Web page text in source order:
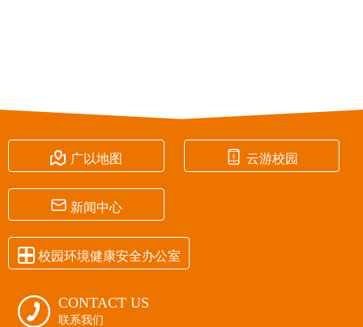
 广以地图  云游校园
 新闻中心
 校园环境健康安全办公室
 CONTACT US
联系我们